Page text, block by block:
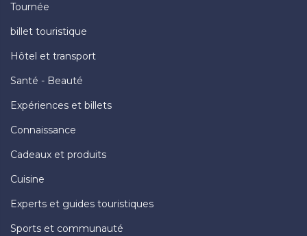
Tournée
billet touristique
Hôtel et transport
Santé - Beauté
Expériences et billets
Connaissance
Cadeaux et produits
Cuisine
Experts et guides touristiques
Sports et communauté